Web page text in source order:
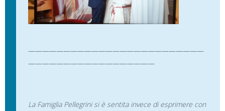
—————————————————————————
——————————————————
La Famiglia Pellegrini si è sentita invece di esprimere con